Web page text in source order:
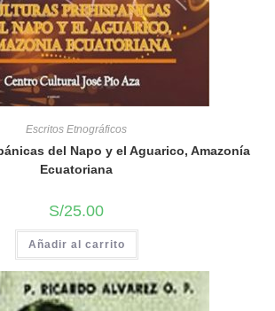
Escritos Etnográficos
del Napo y el Aguarico, Amazonía
Ecuatoriana
S/25.00
Añadir al carrito